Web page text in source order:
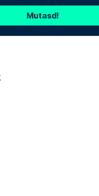
Mutasd!